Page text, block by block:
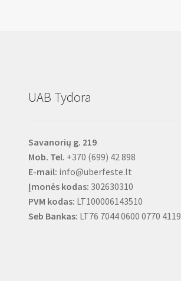
UAB Tydora
Savanorių g. 219
Mob. Tel. +370 (699) 42 898
E-mail: info@uberfeste.lt
Įmonės kodas: 302630310
PVM kodas: LT100006143510
Seb Bankas: LT76 7044 0600 0770 4119